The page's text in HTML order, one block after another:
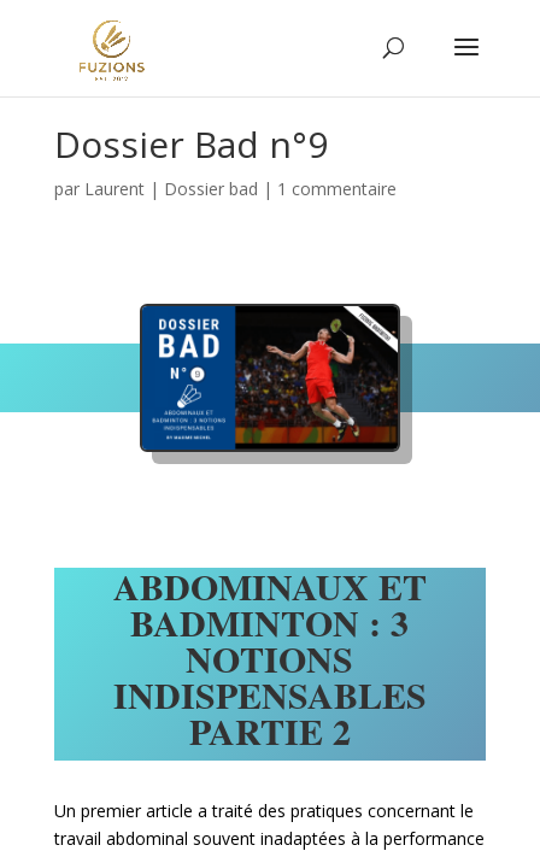
Dossier Bad n°9
par Laurent| Dossier bad | 1 commentaire
ABDOMINAUX ET
BADMINTON : 3
NOTIONS
INDISPENSABLES
PARTIE 2
Un premier article a traité des pratiques concernant le
travail abdominal souvent inadaptées à la performance